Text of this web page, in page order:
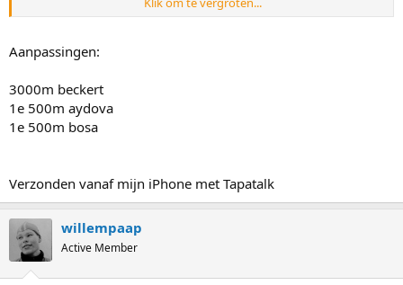
Verzonden vanaf mijn iPhone met Tapatalk
Aanpassingen:
3000m beckert
1e 500m aydova
1e 500m bosa
Verzonden vanaf mijn iPhone met Tapatalk
willempaap
Active Member